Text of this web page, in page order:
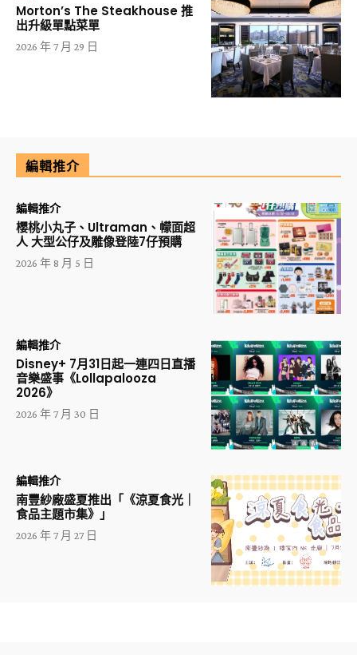
Morton’s The Steakhouse 推
出升級單點菜單
2026 年 7 月 29 日
編輯推介
編輯推介
櫻桃小丸子、Ultraman、幪面超
人 大型公仔及雕像登陸7仔預購
2026 年 8 月 5 日
編輯推介
Disney+ 7月31日起一連四日直播
音樂盛事《Lollapalooza
2026》
2026 年 7 月 30 日
編輯推介
南豐紗廠盛夏推出「《涼夏食光｜
食品主題市集》」
2026 年 7 月 27 日